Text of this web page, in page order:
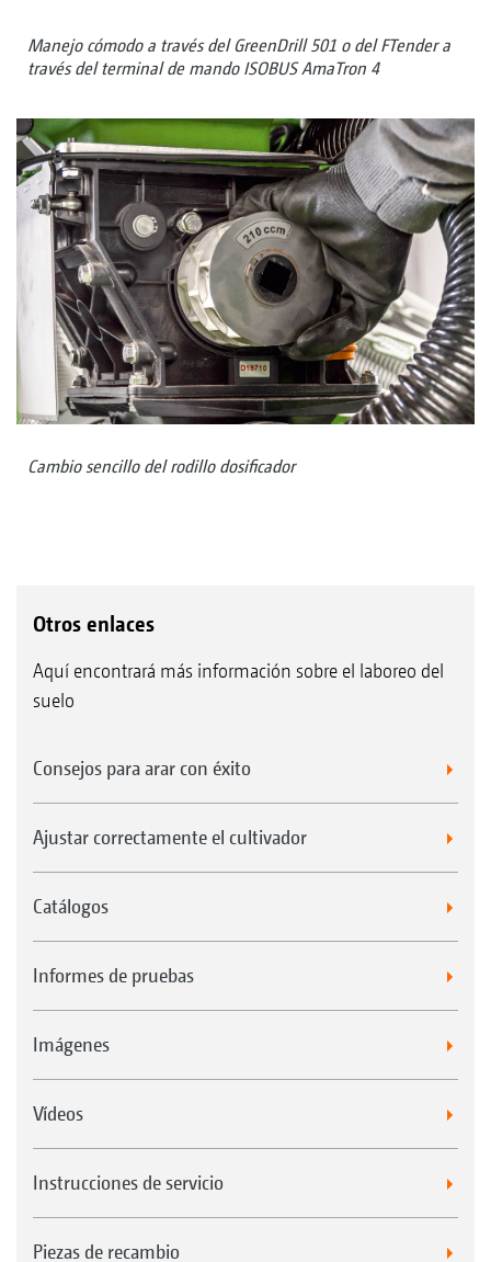
Manejo cómodo a través del GreenDrill 501 o del FTender a
través del terminal de mando ISOBUS AmaTron 4
Cambio sencillo del rodillo dosificador
Otros enlaces
Aquí encontrará más información sobre el laboreo del
suelo
Consejos para arar con éxito
Ajustar correctamente el cultivador
Catálogos
Informes de pruebas
Imágenes
Vídeos
Instrucciones de servicio
Piezas de recambio